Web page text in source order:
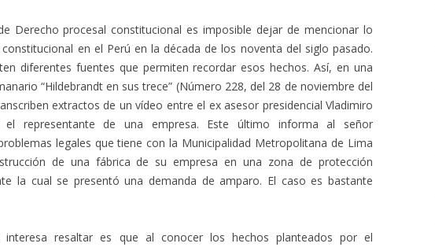
Derecho procesal constitucional es imposible dejar de mencionar lo
en el Perú en la década de los noventa del siglo pasado.
diferentes fuentes que permiten recordar esos hechos. Así, en una
“Hildebrandt en sus trece” (Número 228, del 28 de noviembre del
extractos de un vídeo entre el ex asesor presidencial Vladimiro
el representante de una empresa. Este último informa al señor
legales que tiene con la Municipalidad Metropolitana de Lima
de una fábrica de su empresa en una zona de protección
la cual se presentó una demanda de amparo. El caso es bastante
resaltar es que al conocer los hechos planteados por el